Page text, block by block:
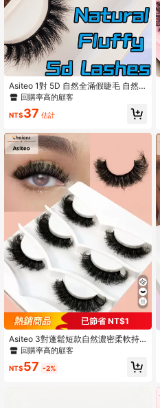
Asiteo 1對 5D 自然全滿假睫毛 自然
長效果 輕盈日常接睫毛
回購率高的顧客
NT$37 估計
已節省 NT$1
Asiteo 3對蓬鬆短款自然濃密柔軟持
久假睫毛，輕盈且纖細
回購率高的顧客
NT$57 -2%